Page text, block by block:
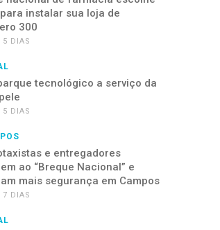
instalar sua loja de
300
5 DIAS
tecnológico a serviço da
5 DIAS
e entregadores
ao “Breque Nacional” e
mais segurança em Campos
7 DIAS